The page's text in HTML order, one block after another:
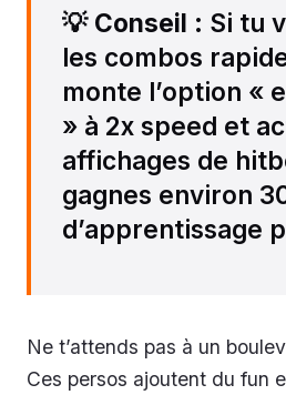
💡 Conseil : Si tu
les combos
monte l’option «
» à 2x speed et
affichages de
gagnes environ
d’apprentissage
Ne t’attends pas à un
Ces persos ajoutent du fun